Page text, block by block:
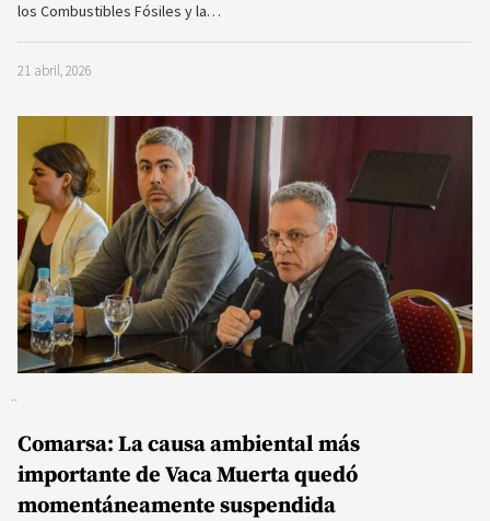
los Combustibles Fósiles y la…
21 abril, 2026
Comarsa: La causa ambiental más
importante de Vaca Muerta quedó
momentáneamente suspendida